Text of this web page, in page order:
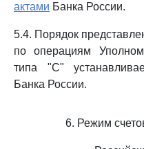
актами Банка России.
5.4. Порядок
по операциям
типа "С"
Банка России.
6. Режим